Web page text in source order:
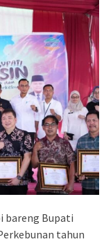
bareng Bupati
tahun